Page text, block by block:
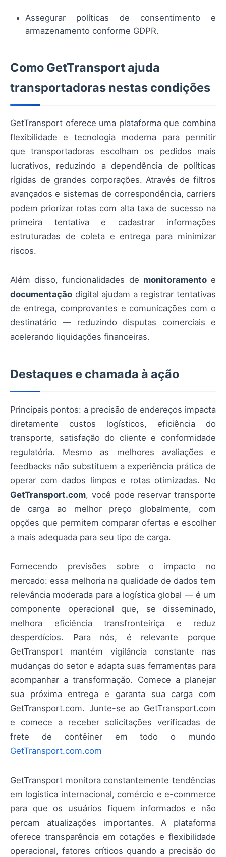
Assegurar políticas de consentimento e
armazenamento conforme GDPR.
Como GetTransport ajuda
transportadoras nestas condições
GetTransport oferece uma plataforma que combina
flexibilidade e tecnologia moderna para permitir
que transportadoras escolham os pedidos mais
lucrativos, reduzindo a dependência de políticas
rígidas de grandes corporações. Através de filtros
avançados e sistemas de correspondência, carriers
podem priorizar rotas com alta taxa de sucesso na
primeira tentativa e cadastrar informações
estruturadas de coleta e entrega para minimizar
riscos.
Além disso, funcionalidades de monitoramentoe
documentação digital ajudam a registrar tentativas
de entrega, comprovantes e comunicações com o
destinatário — reduzindo disputas comerciais e
acelerando liquidações financeiras.
Destaques e chamada à ação
Principais pontos: a precisão de endereços impacta
diretamente custos logísticos, eficiência do
transporte, satisfação do cliente e conformidade
regulatória. Mesmo as melhores avaliações e
feedbacks não substituem a experiência prática de
operar com dados limpos e rotas otimizadas. No
GetTransport.com, você pode reservar transporte
de carga ao melhor preço globalmente, com
opções que permitem comparar ofertas e escolher
a mais adequada para seu tipo de carga.
Fornecendo previsões sobre o impacto no
mercado: essa melhoria na qualidade de dados tem
relevância moderada para a logística global — é um
componente operacional que, se disseminado,
melhora eficiência transfronteiriça e reduz
desperdícios. Para nós, é relevante porque
GetTransport mantém vigilância constante nas
mudanças do setor e adapta suas ferramentas para
acompanhar a transformação. Comece a planejar
sua próxima entrega e garanta sua carga com
GetTransport.com. Junte-se ao GetTransport.com
e comece a receber solicitações verificadas de
frete de contêiner em todo o mundo
GetTransport.com.com
GetTransport monitora constantemente tendências
em logística internacional, comércio e e-commerce
para que os usuários fiquem informados e não
percam atualizações importantes. A plataforma
oferece transparência em cotações e flexibilidade
operacional, fatores críticos quando a precisão do